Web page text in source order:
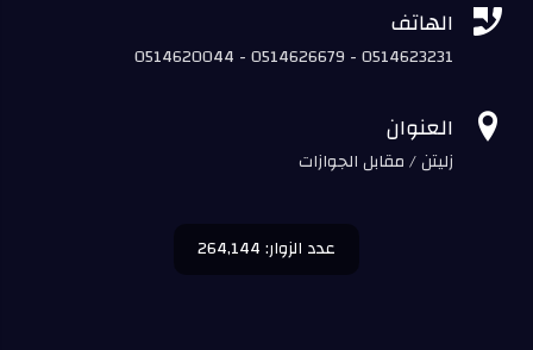
 الهاتف
0514620044 - 0514626679 - 0514623231
 العنوان
زليتن / مقابل الجوازات
عدد الزوار: 264,144